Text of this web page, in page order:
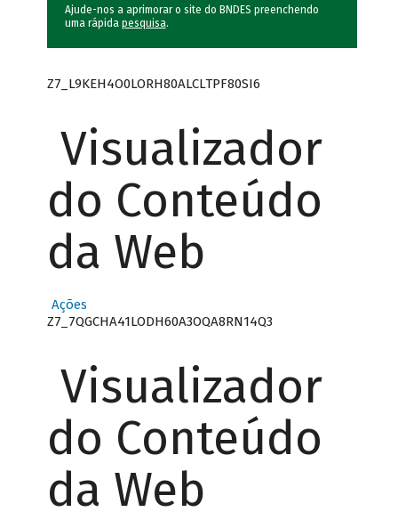
Ajude-nos a aprimorar o site do BNDES preenchendo
uma rápida pesquisa.
Z7_L9KEH4O0LORH80ALCLTPF80SI6
Visualizador
do Conteúdo
da Web
Ações
Z7_7QGCHA41LODH60A3OQA8RN14Q3
Visualizador
do Conteúdo
da Web